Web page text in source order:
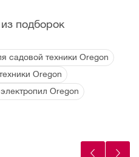
подборок
садовой техники Oregon
Oregon
Oregon